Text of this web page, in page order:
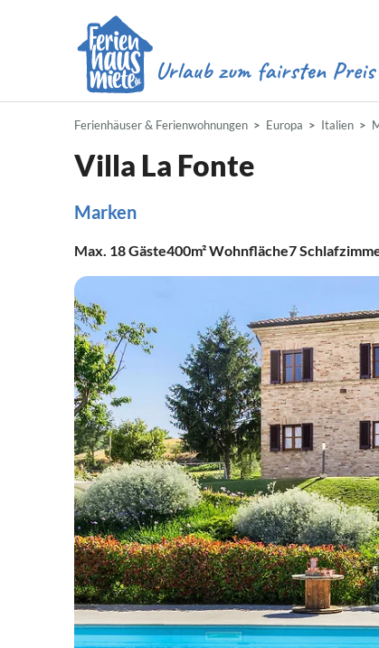
Ferienhäuser & Ferienwohnungen Europa Italien
Villa La Fonte
Marken
Max. 18Gäste400m²Wohnfläche7